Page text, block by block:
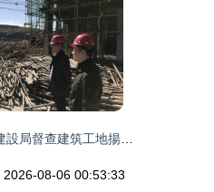
2026-08-06 00:53:33